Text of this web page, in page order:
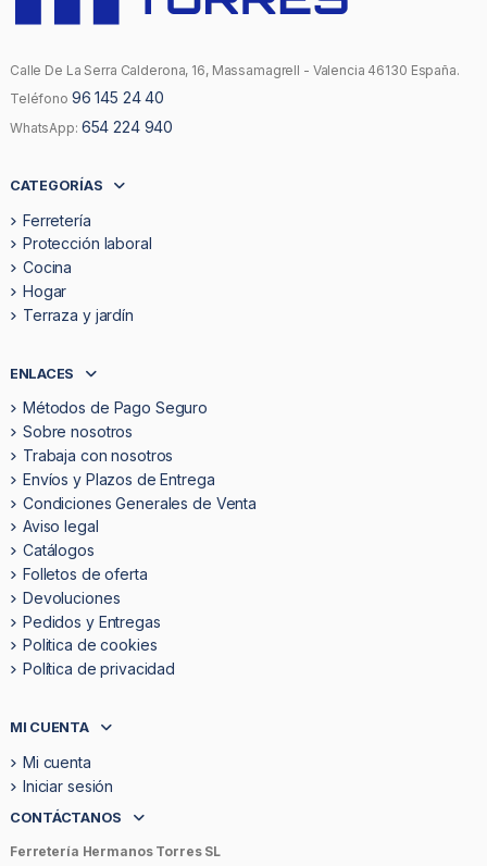
Calle De La Serra Calderona, 16, Massamagrell - Valencia 46130 España.
Teléfono 96 145 24 40
WhatsApp: 654 224 940
CATEGORÍAS
Ferretería
Protección laboral
Cocina
Hogar
Terraza y jardín
ENLACES
Métodos de Pago Seguro
Sobre nosotros
Trabaja con nosotros
Envíos y Plazos de Entrega
Condiciones Generales de Venta
Aviso legal
Catálogos
Folletos de oferta
Devoluciones
Pedidos y Entregas
Politica de cookies
Política de privacidad
MI CUENTA
Mi cuenta
Iniciar sesión
CONTÁCTANOS
Ferretería Hermanos Torres SL